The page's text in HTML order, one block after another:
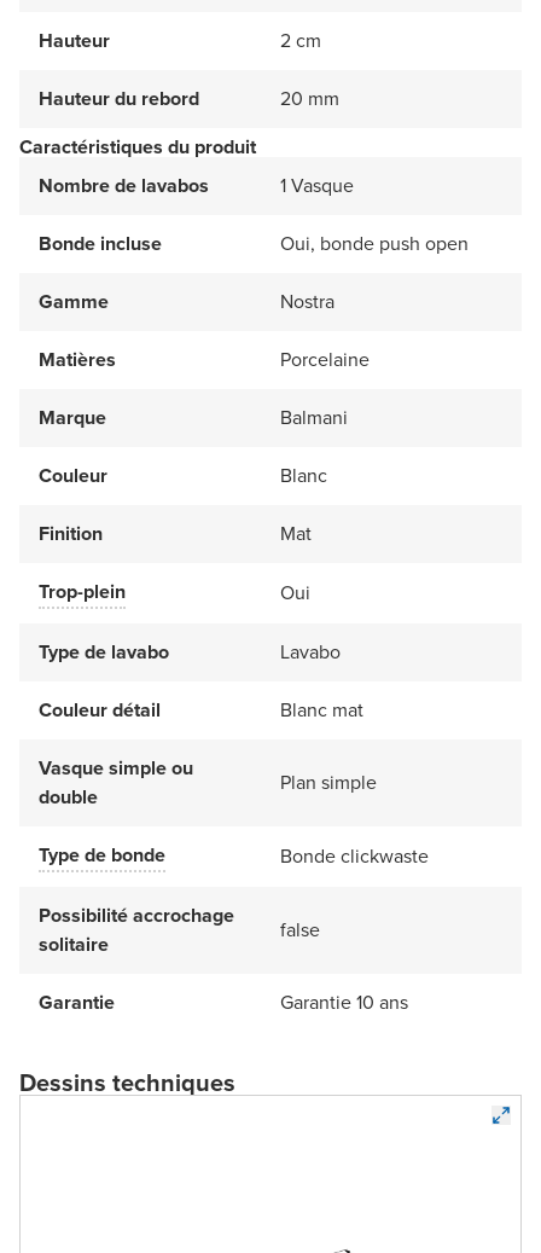
Hauteur 2 cm
Hauteur du rebord
20 mm
Caractéristiques du produit
Nombre de lavabos
1 Vasque
Bonde incluse Oui, bonde push open
Gamme Nostra
Matières Porcelaine
Marque Balmani
Couleur Blanc
Finition Mat
Trop-plein Oui
Type de lavabo Lavabo
Couleur détail Blanc mat
Vasque simple ou
double
Plan simple
Type de bonde Bonde clickwaste
Possibilité accrochage
solitaire
false
Garantie Garantie 10 ans
Dessins techniques